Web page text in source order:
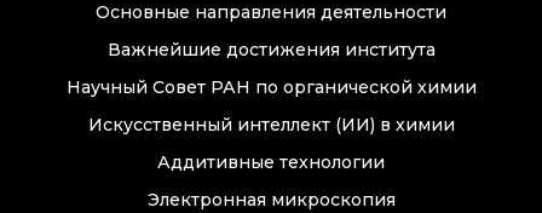
Основные направления деятельности
Важнейшие достижения института
Научный Совет РАН по органической химии
Искусственный интеллект (ИИ) в химии
Аддитивные технологии
Электронная микроскопия